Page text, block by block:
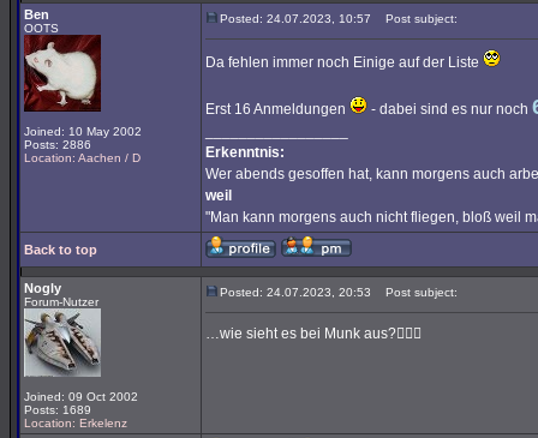
Ben
OOTS
Joined: 10 May 2002
Posts: 2886
Location: Aachen / D
Posted: 24.07.2023, 10:57 Post subject:
Da fehlen immer noch Einige auf der Liste
Erst 16 Anmeldungen - dabei sind es nur noch
Erkenntnis:
Wer abends gesoffen hat, kann morgens auch
weil
"Man kann morgens auch nicht fliegen, bloß weil
Back to top
Nogly
Forum-Nutzer
Joined: 09 Oct 2002
Posts: 1689
Location: Erkelenz
Posted: 24.07.2023, 20:53 Post subject:
…wie sieht es bei Munk aus?🤷🏻‍♂️